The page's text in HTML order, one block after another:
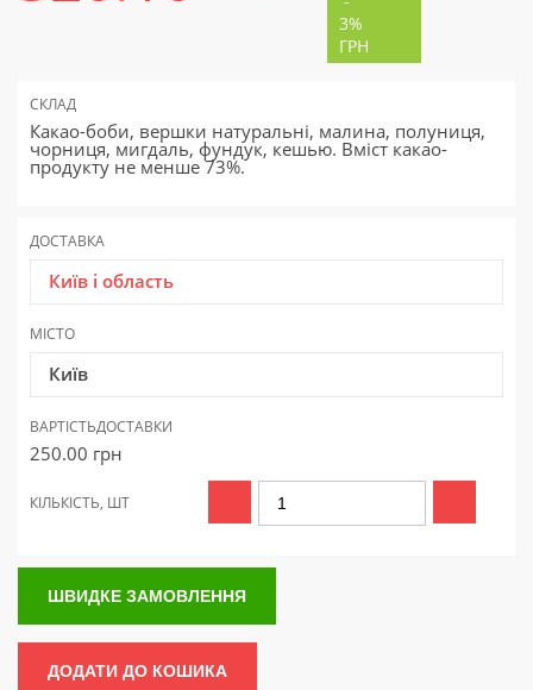
3%
ГРН
СКЛАД
Какао-боби, вершки натуральні, малина, полуниця,
чорниця, мигдаль, фундук, кешью. Вміст какао-
продукту не менше 73%.
ДОСТАВКА
Київ і область
МІСТО
Київ
ВАРТІСТЬДОСТАВКИ
250.00 грн
КІЛЬКІСТЬ, ШТ
ШВИДКЕ ЗАМОВЛЕННЯ
ДОДАТИ ДО КОШИКА